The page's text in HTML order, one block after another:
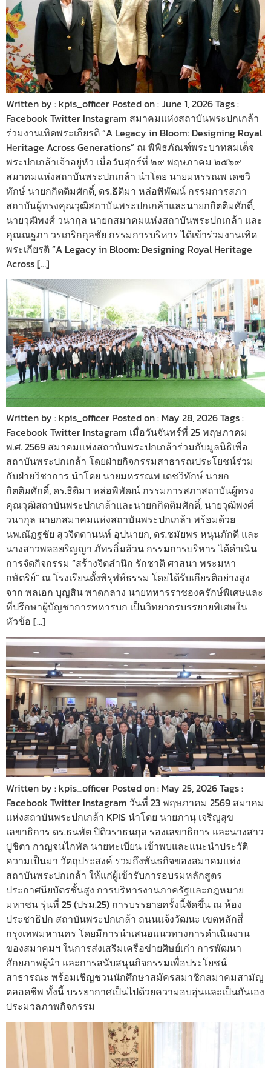
Written by : kpis_officer Posted on : June 1, 2026 Tags :
Facebook Twitter Instagram สมาคมแห่งสถาบันพระปกเกล้า
ร่วมงานเทิดพระเกียรติ “A Legacy in Bloom: Designing Royal
Heritage Across Generations” ณ พิพิธภัณฑ์พระบาทสมเด็จ
พระปกเกล้าเจ้าอยู่หัว เมื่อวันศุกร์ที่ ๒๙ พฤษภาคม ๒๕๖๙
สมาคมแห่งสถาบันพระปกเกล้า นำโดย นายมหรรณพ เดชวิ
ทักษ์ นายกกิตติมศักดิ์, ดร.ธิติมา หล่อพิพัฒน์ กรรมการสภา
สถาบันผู้ทรงคุณวุฒิสถาบันพระปกเกล้าและนายกกิตติมศักดิ์,
นายวุฒิพงศ์ วนากุล นายกสมาคมแห่งสถาบันพระปกเกล้า และ
คุณณฐภา วรเกริกกุลชัย กรรมการบริหาร ได้เข้าร่วมงานเทิด
พระเกียรติ “A Legacy in Bloom: Designing Royal Heritage
Across […]
Written by : kpis_officer Posted on : May 28, 2026 Tags :
Facebook Twitter Instagram เมื่อวันจันทร์ที่ 25 พฤษภาคม
พ.ศ. 2569 สมาคมแห่งสถาบันพระปกเกล้าร่วมกับมูลนิธิเพื่อ
สถาบันพระปกเกล้า โดยฝ่ายกิจกรรมสาธารณประโยชน์ร่วม
กับฝ่ายวิชาการ นำโดย นายมหรรณพ เดชวิทักษ์ นายก
กิตติมศักดิ์, ดร.ธิติมา หล่อพิพัฒน์ กรรมการสภาสถาบันผู้ทรง
คุณวุฒิสถาบันพระปกเกล้าและนายกกิตติมศักดิ์, นายวุฒิพงศ์
วนากุล นายกสมาคมแห่งสถาบันพระปกเกล้า พร้อมด้วย
นพ.ณัฏฐชัย สุวจิตตานนท์ อุปนายก, ดร.ชมัยพร หนุนภักดี และ
นางสาวพลอยริญญา ภัทรอิ่มอ้วน กรรมการบริหาร ได้ดำเนิน
การจัดกิจกรรม “สร้างจิตสำนึก รักชาติ ศาสนา พระมหา
กษัตริย์” ณ โรงเรียนตั้งพิรุฬห์ธรรม โดยได้รับเกียรติอย่างสูง
จาก พลเอก บุญสิน พาดกลาง นายทหารราชองครักษ์พิเศษและ
ที่ปรึกษาผู้บัญชาการทหารบก เป็นวิทยากรบรรยายพิเศษใน
หัวข้อ […]
Written by : kpis_officer Posted on : May 25, 2026 Tags :
Facebook Twitter Instagram วันที่ 23 พฤษภาคม 2569 สมาคม
แห่งสถาบันพระปกเกล้า KPIS นำโดย นายภานุ เจริญสุข
เลขาธิการ ดร.ธนพัต ปิติวราธนกุล รองเลขาธิการ และนางสาว
ปูชิตา กาญจนไกพัล นายทะเบียน เข้าพบและแนะนำประวัติ
ความเป็นมา วัตถุประสงค์ รวมถึงพันธกิจของสมาคมแห่ง
สถาบันพระปกเกล้า ให้แก่ผู้เข้ารับการอบรมหลักสูตร
ประกาศนียบัตรชั้นสูง การบริหารงานภาครัฐและกฎหมาย
มหาชน รุ่นที่ 25 (ปรม.25) การบรรยายครั้งนี้จัดขึ้น ณ ห้อง
ประชาธิปก สถาบันพระปกเกล้า ถนนแจ้งวัฒนะ เขตหลักสี่
กรุงเทพมหานคร โดยมีการนำเสนอแนวทางการดำเนินงาน
ของสมาคมฯ ในการส่งเสริมเครือข่ายศิษย์เก่า การพัฒนา
ศักยภาพผู้นำ และการสนับสนุนกิจกรรมเพื่อประโยชน์
สาธารณะ พร้อมเชิญชวนนักศึกษาสมัครสมาชิกสมาคมสามัญ
ตลอดชีพ ทั้งนี้ บรรยากาศเป็นไปด้วยความอบอุ่นและเป็นกันเอง
ประมวลภาพกิจกรรม